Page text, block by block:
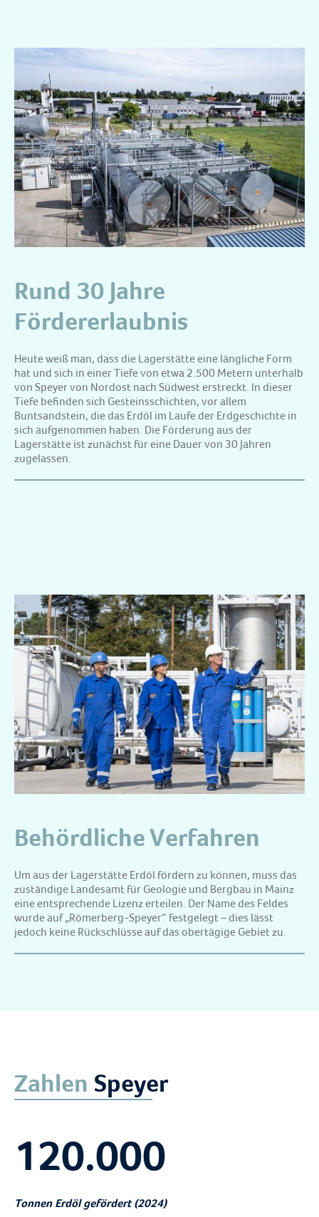
Rund 30 Jahre
Fördererlaubnis
Heute weiß man, dass die Lagerstätte eine längliche Form
hat und sich in einer Tiefe von etwa 2.500 Metern unterhalb
von Speyer von Nordost nach Südwest erstreckt. In dieser
Tiefe befinden sich Gesteinsschichten, vor allem
Buntsandstein, die das Erdöl im Laufe der Erdgeschichte in
sich aufgenommen haben. Die Förderung aus der
Lagerstätte ist zunächst für eine Dauer von 30 Jahren
zugelassen.
Behördliche Verfahren
Um aus der Lagerstätte Erdöl fördern zu können, muss das
zuständige Landesamt für Geologie und Bergbau in Mainz
eine entsprechende Lizenz erteilen. Der Name des Feldes
wurde auf „Römerberg-Speyer“ festgelegt – dies lässt
jedoch keine Rückschlüsse auf das obertägige Gebiet zu.
Zahlen Speyer
120.000
Tonnen Erdöl gefördert (2024)